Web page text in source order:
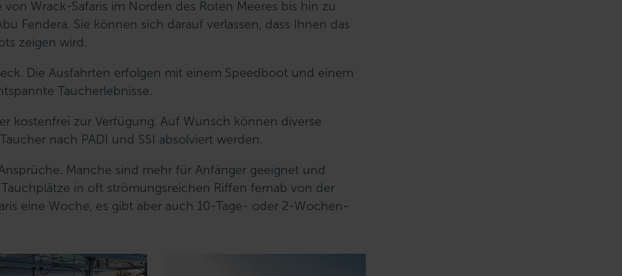
Wrack-Safaris im Norden des Roten Meeres bis hin zu
Fendera. Sie können sich darauf verlassen, dass Ihnen das
zeigen wird.
Die Ausfahrten erfolgen mit einem Speedboot und einem
Taucherlebnisse.
kostenfrei zur Verfügung. Auf Wunsch können diverse
nach PADI und SSI absolviert werden.
Manche sind mehr für Anfänger geeignet und
in oft strömungsreichen Riffen fernab von der
eine Woche, es gibt aber auch 10-Tage- oder 2-Wochen-